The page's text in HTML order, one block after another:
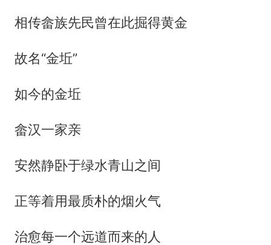
相传畲族先民曾在此掘得黄金
故名“金坵”
如今的金坵
畲汉一家亲
安然静卧于绿水青山之间
正等着用最质朴的烟火气
治愈每一个远道而来的人